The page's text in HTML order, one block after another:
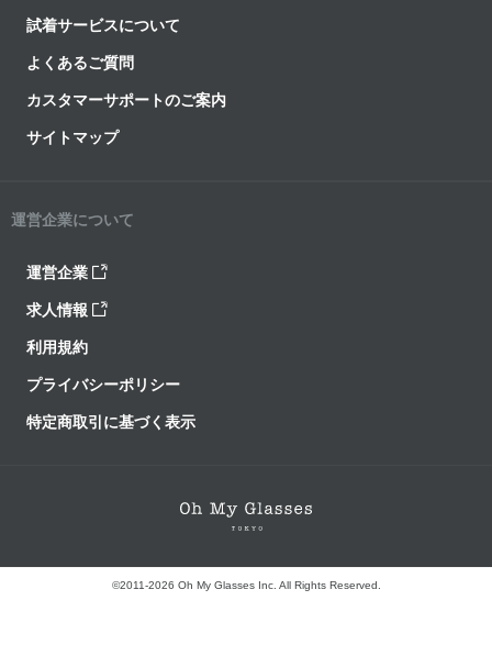
試着サービスについて
よくあるご質問
カスタマーサポートのご案内
サイトマップ
運営企業について
運営企業
求人情報
利用規約
プライバシーポリシー
特定商取引に基づく表示
©2011-2026 Oh My Glasses Inc. All Rights Reserved.